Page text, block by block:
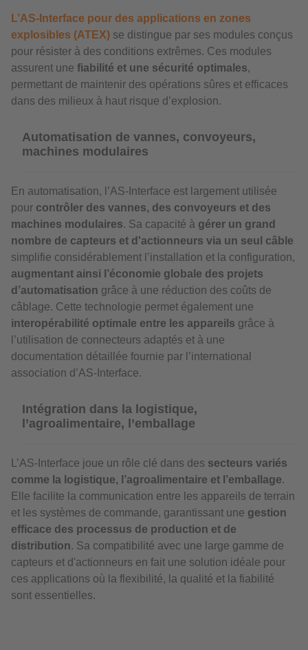
L’AS-Interface pour des applications en zones
explosibles (ATEX) se distingue par ses modules conçus
pour résister à des conditions extrêmes. Ces modules
assurent une fiabilité et une sécurité optimales,
permettant de maintenir des opérations sûres et efficaces
dans des milieux à haut risque d’explosion.
Automatisation de vannes, convoyeurs,
machines modulaires
En automatisation, l’AS-Interface est largement utilisée
pour contrôler des vannes, des convoyeurs et des
machines modulaires. Sa capacité à gérer un grand
nombre de capteurs et d'actionneurs via un seul câble
simplifie considérablement l’installation et la configuration,
augmentant ainsi l’économie globale des projets
d’automatisation grâce à une réduction des coûts de
câblage. Cette technologie permet également une
interopérabilité optimale entre les appareils grâce à
l’utilisation de connecteurs adaptés et à une
documentation détaillée fournie par l’international
association d’AS-Interface.
Intégration dans la logistique,
l’agroalimentaire, l’emballage
L’AS-Interface joue un rôle clé dans des secteurs variés
comme la logistique, l’agroalimentaire et l’emballage.
Elle facilite la communication entre les appareils de terrain
et les systèmes de commande, garantissant une gestion
efficace des processus de production et de
distribution. Sa compatibilité avec une large gamme de
capteurs et d'actionneurs en fait une solution idéale pour
ces applications où la flexibilité, la qualité et la fiabilité
sont essentielles.